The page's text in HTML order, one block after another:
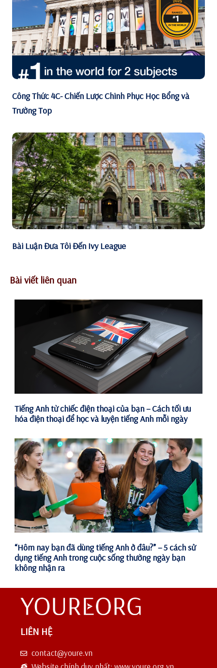
Công Thức 4C- Chiến Lược Chinh Phục Học Bổng và
Trường Top
Bài Luận Đưa Tôi Đến Ivy League
Bài viết liên quan
Tiếng Anh từ chiếc điện thoại của bạn – Cách tối ưu
hóa điện thoại để học và luyện tiếng Anh mỗi ngày
“Hôm nay bạn đã dùng tiếng Anh ở đâu?” – 5 cách sử
dụng tiếng Anh trong cuộc sống thường ngày bạn
không nhận ra
LIÊN HỆ
contact@youre.vn